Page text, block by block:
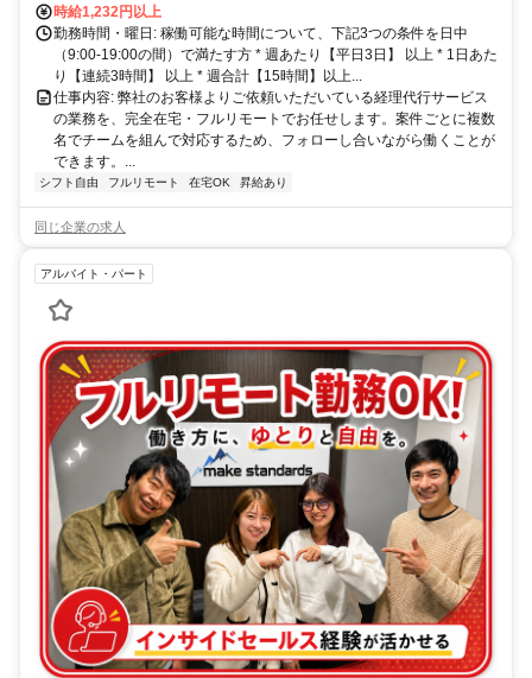
時給1,232円以上
勤務時間・曜日: 稼働可能な時間について、下記3つの条件を日中
（9:00-19:00の間）で満たす方 * 週あたり【平日3日】 以上 * 1日あた
り【連続3時間】 以上 * 週合計【15時間】以上...
仕事内容: 弊社のお客様よりご依頼いただいている経理代行サービス
の業務を、完全在宅・フルリモートでお任せします。案件ごとに複数
名でチームを組んで対応するため、フォローし合いながら働くことが
できます。...
シフト自由 フルリモート 在宅OK 昇給あり
同じ企業の求人
アルバイト・パート